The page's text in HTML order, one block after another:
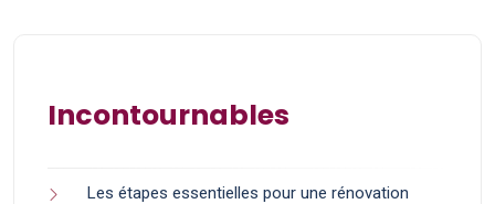
Incontournables
Les étapes essentielles pour une rénovation